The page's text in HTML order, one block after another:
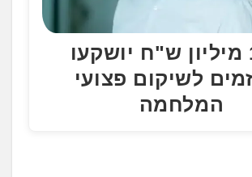
כ־10 מיליון ש"ח יושקעו
לשיקום פצועי
המלחמה